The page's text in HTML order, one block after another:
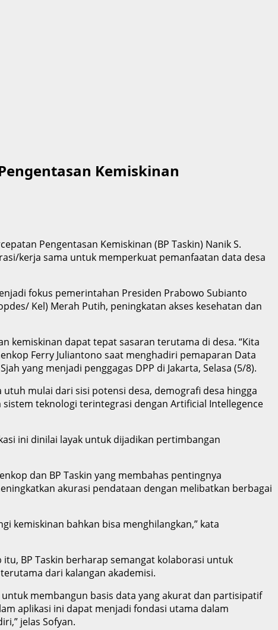
Kemiskinan
Pengentasan Kemiskinan (BP Taskin) Nanik S.
kerja sama untuk memperkuat pemanfaatan data desa
fokus pemerintahan Presiden Prabowo Subianto
Kel) Merah Putih, peningkatan akses kesehatan dan
kemiskinan dapat tepat sasaran terutama di desa. “Kita
Ferry Juliantono saat menghadiri pemaparan Data
yang menjadi penggagas DPP di Jakarta, Selasa (5/8).
mulai dari sisi potensi desa, demografi desa hingga
teknologi terintegrasi dengan Artificial Intellegence
ini dinilai layak untuk dijadikan pertimbangan
dan BP Taskin yang membahas pentingnya
akurasi pendataan dengan melibatkan berbagai
kemiskinan bahkan bisa menghilangkan,” kata
itu, BP Taskin berharap semangat kolaborasi untuk
dari kalangan akademisi.
untuk membangun basis data yang akurat dan partisipatif
aplikasi ini dapat menjadi fondasi utama dalam
jelas Sofyan.